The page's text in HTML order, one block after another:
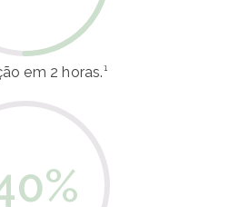
em 2 horas.¹
%